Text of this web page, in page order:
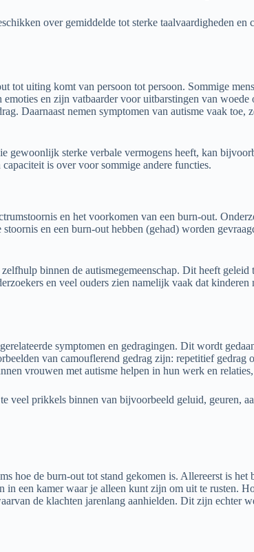
over gemiddelde tot sterke taalvaardigheden
tot uiting komt van persoon tot persoon. Sommige
en zijn vatbaarder voor uitbarstingen van
Daarnaast nemen symptomen van autisme vaak
gewoonlijk sterke verbale vermogens heeft, kan
is over voor sommige andere functies.
en het voorkomen van een burn-out.
en een burn-out hebben (gehad) worden
binnen de autismegemeenschap. Dit heeft
en veel ouders zien namelijk vaak dat
symptomen en gedragingen. Dit wordt
van camouflerend gedrag zijn: repetitief
vrouwen met autisme helpen in hun werk en
prikkels binnen van bijvoorbeeld geluid, geuren,
hoe de burn-out tot stand gekomen is. Allereerst is
een kamer waar je alleen kunt zijn om uit te rusten.
de klachten jarenlang aanhielden. Dit zijn echter